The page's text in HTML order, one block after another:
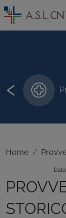
‹
Home